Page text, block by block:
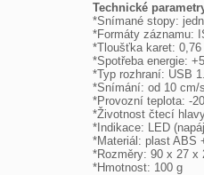
Technické
*Snímané stopy:
*Formáty záznamu:
*Tloušťka karet: 0,76
*Spotřeba energie:
*Typ rozhraní: USB
*Snímání: od 10 cm/
*Provozní teplota: -
*Životnost čtecí
*Indikace: LED
*Materiál: plast ABS
*Rozměry: 90 x 27 x
*Hmotnost: 100 g